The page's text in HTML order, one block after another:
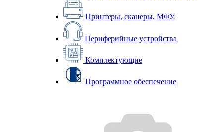
Принтеры, сканеры, МФУ
Периферийные устройства
Комплектующие
Программное обеспечение